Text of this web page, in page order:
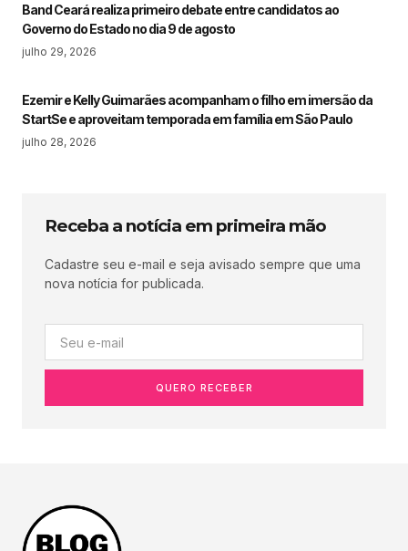
Band Ceará realiza primeiro debate entre candidatos ao
Governo do Estado no dia 9 de agosto
julho 29, 2026
Ezemir e Kelly Guimarães acompanham o filho em imersão da
StartSe e aproveitam temporada em família em São Paulo
julho 28, 2026
Receba a notícia em primeira mão
Cadastre seu e-mail e seja avisado sempre que uma
nova notícia for publicada.
QUERO RECEBER